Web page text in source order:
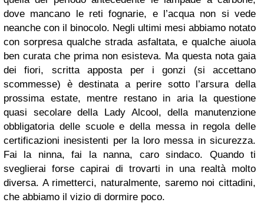
dove mancano le reti fognarie, e l’acqua non si vede
neanche con il binocolo. Negli ultimi mesi abbiamo notato
con sorpresa qualche strada asfaltata, e qualche aiuola
ben curata che prima non esisteva. Ma questa nota gaia
dei fiori, scritta apposta per i gonzi (si accettano
scommesse) è destinata a perire sotto l’arsura della
prossima estate, mentre restano in aria la questione
quasi secolare della Lady Alcool, della manutenzione
obbligatoria delle scuole e della messa in regola delle
certificazioni inesistenti per la loro messa in sicurezza.
Fai la ninna, fai la nanna, caro sindaco. Quando ti
sveglierai forse capirai di trovarti in una realtà molto
diversa. A rimetterci, naturalmente, saremo noi cittadini,
che abbiamo il vizio di dormire poco.